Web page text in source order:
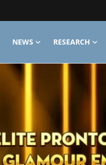
NEWS RESEARCH